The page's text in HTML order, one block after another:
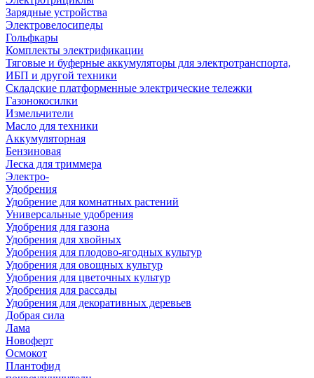
Зарядные устройства
Электровелосипеды
Гольфкары
Комплекты электрификации
Тяговые и буферные аккумуляторы для электротранспорта,
ИБП и другой техники
Складские платформенные электрические тележки
Газонокосилки
Измельчители
Масло для техники
Аккумуляторная
Бензиновая
Леска для триммера
Электро-
Удобрения
Удобрение для комнатных растений
Универсальные удобрения
Удобрения для газона
Удобрения для хвойных
Удобрения для плодово-ягодных культур
Удобрения для овощных культур
Удобрения для цветочных культур
Удобрения для рассады
Удобрения для декоративных деревьев
Добрая сила
Лама
Новоферт
Осмокот
Плантофид